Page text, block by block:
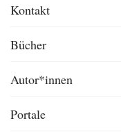
Kontakt
Bücher
Autor*innen
Portale